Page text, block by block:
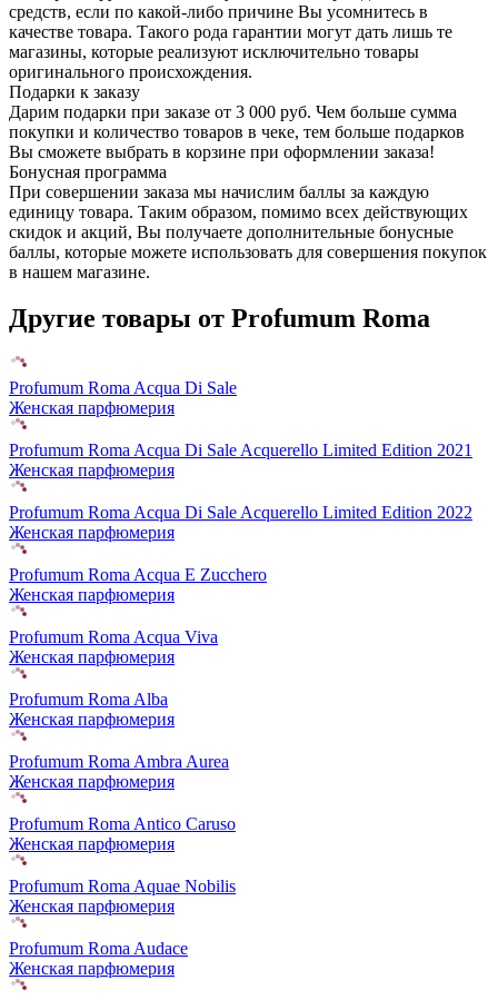
средств, если по какой-либо причине Вы усомнитесь в
качестве товара. Такого рода гарантии могут дать лишь те
магазины, которые реализуют исключительно товары
оригинального происхождения.
Подарки к заказу
Дарим подарки при заказе от 3 000 руб. Чем больше сумма
покупки и количество товаров в чеке, тем больше подарков
Вы сможете выбрать в корзине при оформлении заказа!
Бонусная программа
При совершении заказа мы начислим баллы за каждую
единицу товара. Таким образом, помимо всех действующих
скидок и акций, Вы получаете дополнительные бонусные
баллы, которые можете использовать для совершения покупок
в нашем магазине.
Другие товары от Profumum Roma
Profumum Roma Acqua Di Sale
Женская парфюмерия
Profumum Roma Acqua Di Sale Acquerello Limited Edition 2021
Женская парфюмерия
Profumum Roma Acqua Di Sale Acquerello Limited Edition 2022
Женская парфюмерия
Profumum Roma Acqua E Zucchero
Женская парфюмерия
Profumum Roma Acqua Viva
Женская парфюмерия
Profumum Roma Alba
Женская парфюмерия
Profumum Roma Ambra Aurea
Женская парфюмерия
Profumum Roma Antico Caruso
Женская парфюмерия
Profumum Roma Aquae Nobilis
Женская парфюмерия
Profumum Roma Audace
Женская парфюмерия